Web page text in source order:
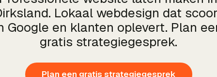
Lokaal webdesign dat
Google en klanten oplevert. Plan
gratis strategiegesprek.
Plan een gratis strategiegesprek